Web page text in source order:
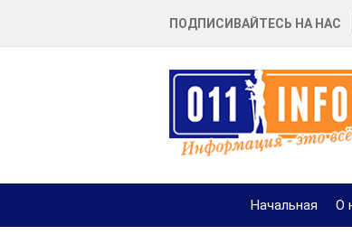
ПОДПИСИВАЙТЕСЬ НА НАС
Начальная О